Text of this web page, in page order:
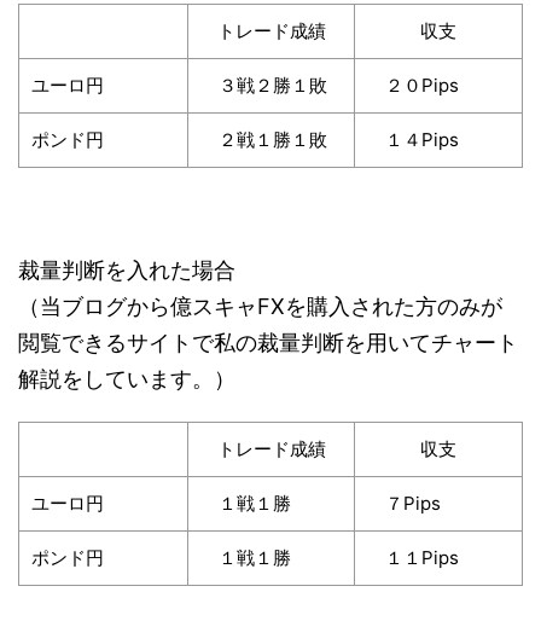
トレード成績 収支
ユーロ円 ３戦２勝１敗 ２０Pips
ポンド円 ２戦１勝１敗 １４Pips
裁量判断を入れた場合
（当ブログから億スキャFXを購入された方のみが
閲覧できるサイトで私の裁量判断を用いてチャート
解説をしています。）
トレード成績 収支
ユーロ円 １戦１勝 ７Pips
ポンド円 １戦１勝 １１Pips